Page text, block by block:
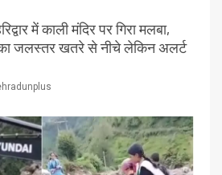
में काली मंदिर पर गिरा मलबा,
जलस्तर खतरे से नीचे लेकिन अलर्ट